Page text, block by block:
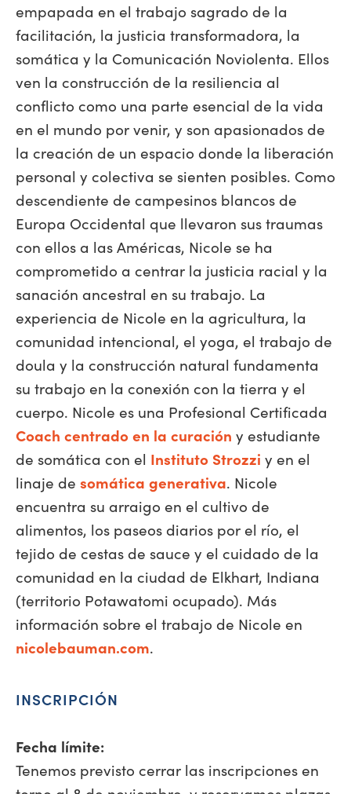
empapada en el trabajo sagrado de la
facilitación, la justicia transformadora, la
somática y la Comunicación Noviolenta. Ellos
ven la construcción de la resiliencia al
conflicto como una parte esencial de la vida
en el mundo por venir, y son apasionados de
la creación de un espacio donde la liberación
personal y colectiva se sienten posibles. Como
descendiente de campesinos blancos de
Europa Occidental que llevaron sus traumas
con ellos a las Américas, Nicole se ha
comprometido a centrar la justicia racial y la
sanación ancestral en su trabajo. La
experiencia de Nicole en la agricultura, la
comunidad intencional, el yoga, el trabajo de
doula y la construcción natural fundamenta
su trabajo en la conexión con la tierra y el
cuerpo. Nicole es una Profesional Certificada
Coach centrado en la curación y estudiante
de somática con el Instituto Strozzi y en el
linaje de somática generativa. Nicole
encuentra su arraigo en el cultivo de
alimentos, los paseos diarios por el río, el
tejido de cestas de sauce y el cuidado de la
comunidad en la ciudad de Elkhart, Indiana
(territorio Potawatomi ocupado). Más
información sobre el trabajo de Nicole en
nicolebauman.com.
INSCRIPCIÓN
Fecha límite:
Tenemos previsto cerrar las inscripciones en